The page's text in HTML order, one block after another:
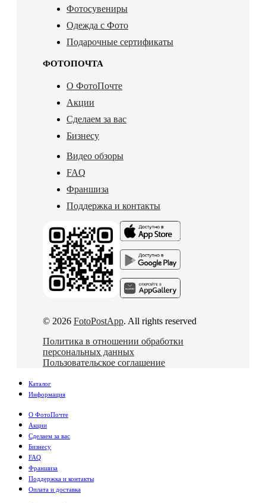
Фотосувениры
Одежда с Фото
Подарочные сертификаты
ФОТОПОЧТА
О ФотоПочте
Акции
Сделаем за вас
Бизнесу
Видео обзоры
FAQ
Франшиза
Поддержка и контакты
© 2026 FotoPostApp. All rights reserved
Политика в отношении обработки
персональных данных
Пользовательское соглашение
Каталог
Информация
О ФотоПочте
Акции
Сделаем за вас
Бизнесу
FAQ
Франшиза
Поддержка и контакты
Оплата и доставка